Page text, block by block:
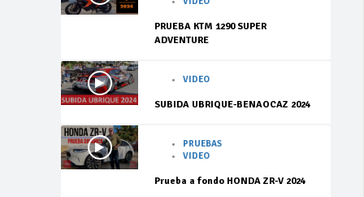
PRUEBA KTM 1290 SUPER
ADVENTURE
VIDEO
SUBIDA UBRIQUE-BENAOCAZ 2024
PRUEBAS
VIDEO
Prueba a fondo HONDA ZR-V 2024